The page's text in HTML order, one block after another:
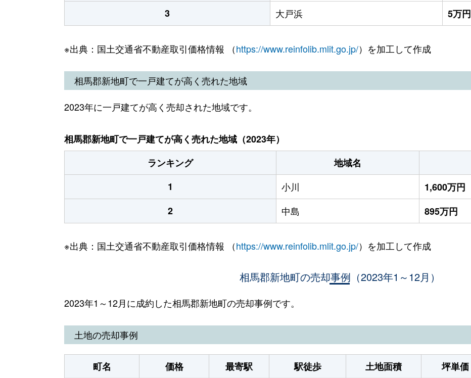
3
大戸浜 5万円
※出典：国土交通省不動産取引価格情報 （https://www.reinfolib.mlit.go.jp/）を加工して作成
相馬郡新地町で一戸建てが高く売れた地域
2023年に一戸建てが高く売却された地域です。
相馬郡新地町で一戸建てが高く売れた地域（2023年）
ランキング
地域名
1
小川
1,600万円
2
中島 895万円
※出典：国土交通省不動産取引価格情報 （https://www.reinfolib.mlit.go.jp/）を加工して作成
相馬郡新地町の売却事例（2023年1～12月）
2023年1～12月に成約した相馬郡新地町の売却事例です。
土地の売却事例
町名 価格 最寄駅 駅徒歩 土地面積 坪単価